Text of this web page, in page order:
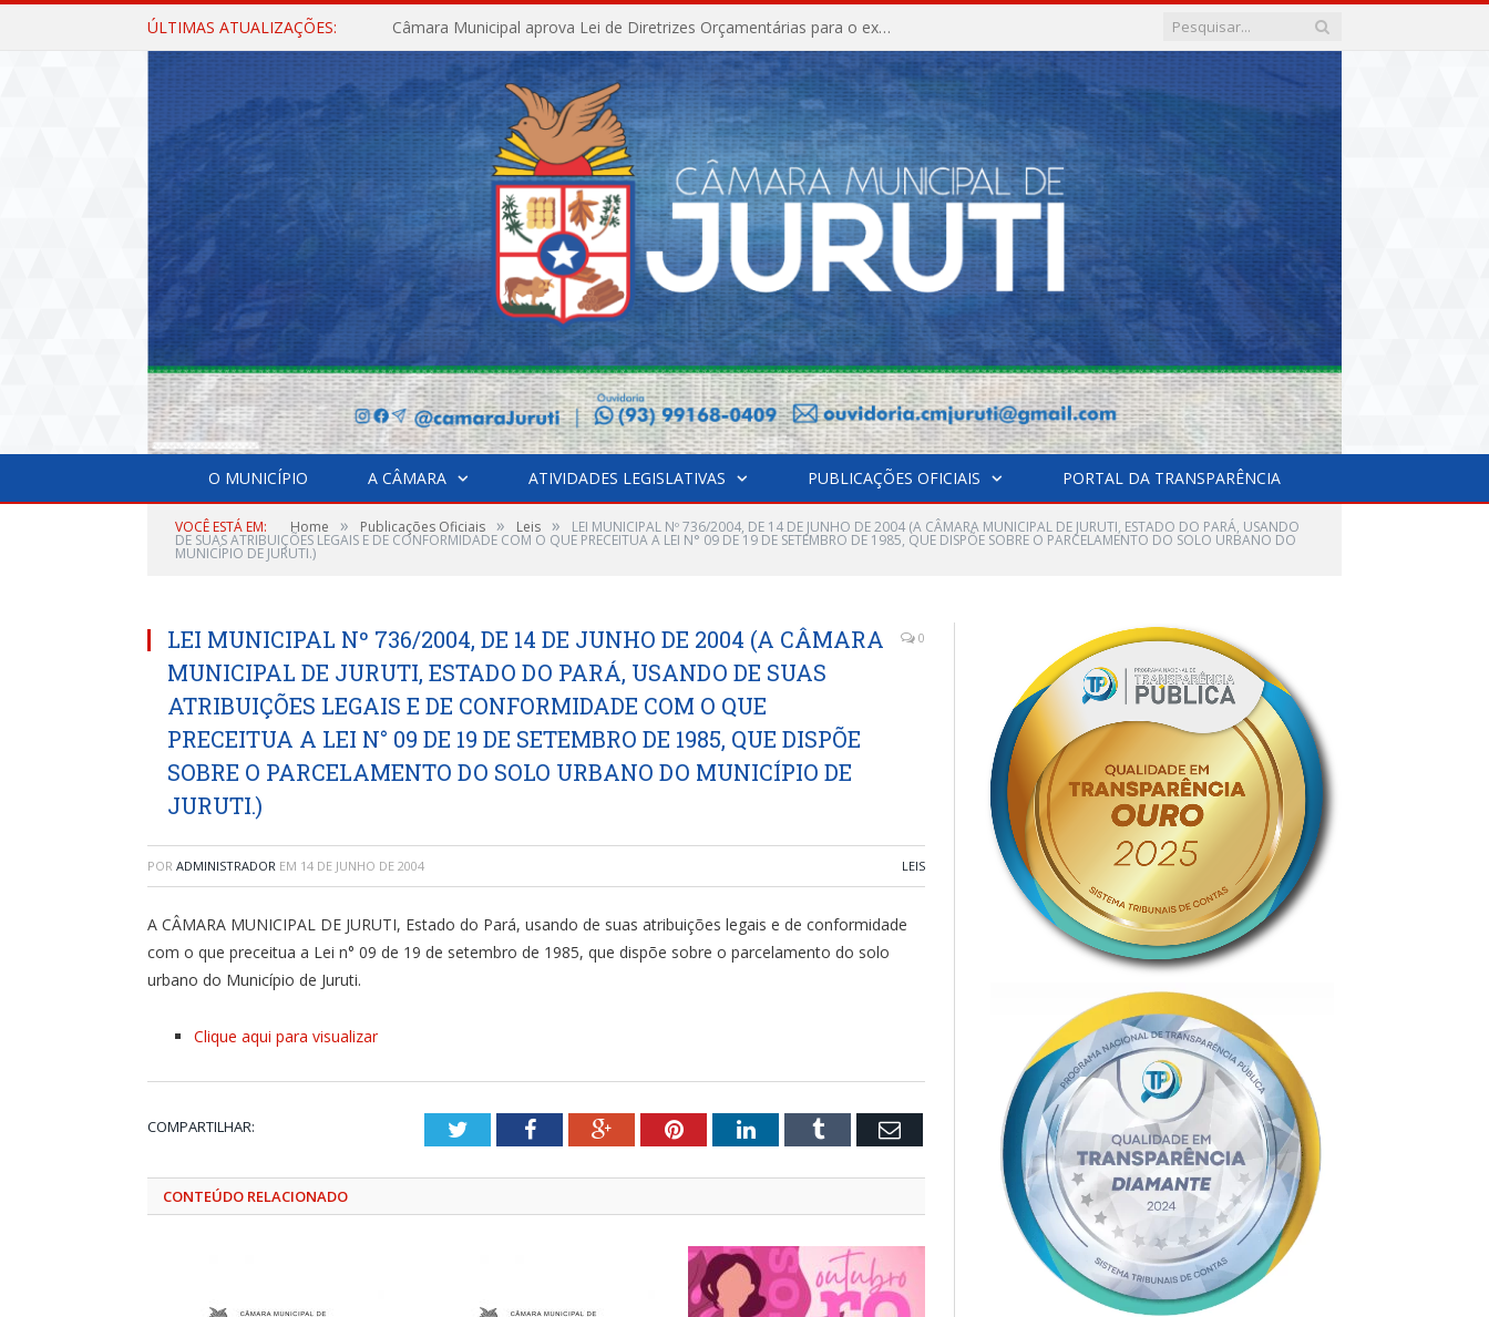
ÚLTIMAS ATUALIZAÇÕES: Câmara Municipal aprova Lei de Diretrizes Orçamentárias para o exercício financeiro de 2027
O MUNICÍPIO A CÂMARA ATIVIDADES LEGISLATIVAS PUBLICAÇÕES OFICIAIS PORTAL DA TRANSPARÊNCIA
VOCÊ ESTÁ EM: Home » Publicações Oficiais » Leis » LEI MUNICIPAL Nº 736/2004, DE 14 DE JUNHO DE 2004 (A CÂMARA MUNICIPAL DE JURUTI, ESTADO DO PARÁ, USANDO
DE SUAS ATRIBUIÇÕES LEGAIS E DE CONFORMIDADE COM O QUE PRECEITUA A LEI N° 09 DE 19 DE SETEMBRO DE 1985, QUE DISPÕE SOBRE O PARCELAMENTO DO SOLO URBANO DO
MUNICÍPIO DE JURUTI.)
LEI MUNICIPAL Nº 736/2004, DE 14 DE JUNHO DE 2004 (A CÂMARA
MUNICIPAL DE JURUTI, ESTADO DO PARÁ, USANDO DE SUAS
ATRIBUIÇÕES LEGAIS E DE CONFORMIDADE COM O QUE
PRECEITUA A LEI N° 09 DE 19 DE SETEMBRO DE 1985, QUE DISPÕE
SOBRE O PARCELAMENTO DO SOLO URBANO DO MUNICÍPIO DE
JURUTI.)
0
POR ADMINISTRADOR EM 14 DE JUNHO DE 2004 LEIS
A CÂMARA MUNICIPAL DE JURUTI, Estado do Pará, usando de suas atribuições legais e de conformidade
com o que preceitua a Lei n° 09 de 19 de setembro de 1985, que dispõe sobre o parcelamento do solo
urbano do Município de Juruti.
Clique aqui para visualizar
COMPARTILHAR: TwitterFacebookGoogle+PinterestLinkedInTumblr Email
CONTEÚDO RELACIONADO